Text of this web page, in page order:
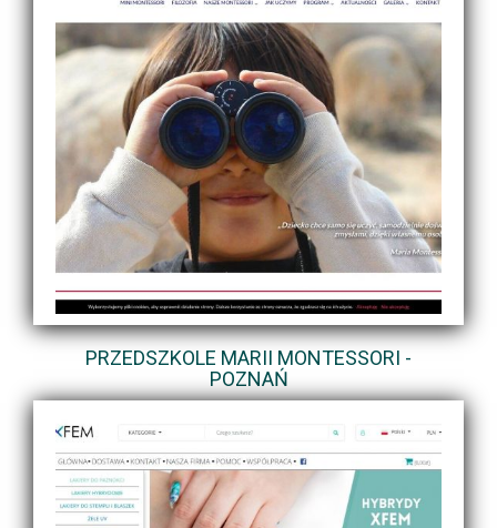
PRZEDSZKOLE MARII MONTESSORI -
POZNAŃ